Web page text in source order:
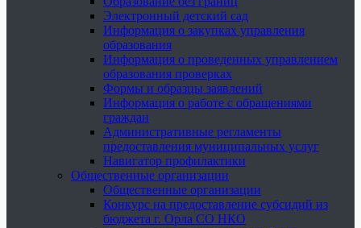
Электронный детский сад
Информация о закупках управления
образования
Информация о проведенных управлением
образования проверках
Формы и образцы заявлений
Информация о работе с обращениями
граждан
Административные регламенты
предоставления муниципальных услуг
Навигатор профилактики
Общественные организации
Общественные организации
Конкурс на предоставление субсидий из
бюджета г. Орла СО НКО